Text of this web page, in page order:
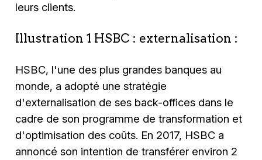
leurs clients.
Illustration 1 HSBC : externalisation :
HSBC, l'une des plus grandes banques au
monde, a adopté une stratégie
d'externalisation de ses back-offices dans le
cadre de son programme de transformation et
d'optimisation des coûts. En 2017, HSBC a
annoncé son intention de transférer environ 2